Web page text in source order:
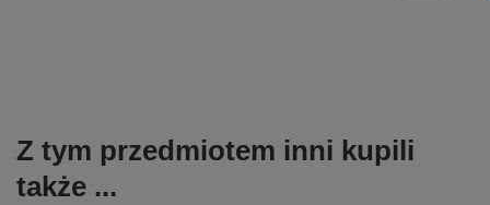
Z tym przedmiotem inni kupili
także ...